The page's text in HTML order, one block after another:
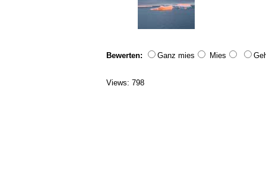
Bewerten: Ganz mies Mies
Views: 798